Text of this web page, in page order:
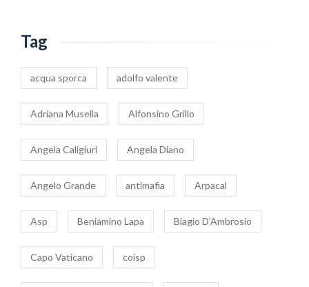
Tag
acqua sporca adolfo valente
Adriana Musella Alfonsino Grillo
Angela Caligiuri Angela Diano
Angelo Grande antimafia Arpacal
Asp Beniamino Lapa Biagio D’Ambrosio
Capo Vaticano coisp